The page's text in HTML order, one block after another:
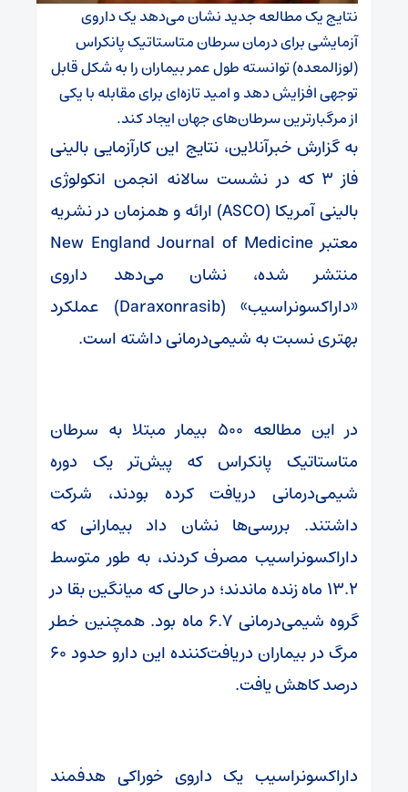
نتایج یک مطالعه جدید نشان می‌دهد یک داروی
آزمایشی برای درمان سرطان متاستاتیک پانکراس
(لوزالمعده) توانسته طول عمر بیماران را به شکل قابل
توجهی افزایش دهد و امید تازه‌ای برای مقابله با یکی
از مرگبارترین سرطان‌های جهان ایجاد کند.
به گزارش خبرآنلاین، نتایج این کارآزمایی بالینی
فاز ۳ که در نشست سالانه انجمن انکولوژی
بالینی آمریکا (ASCO) ارائه و همزمان در نشریه
معتبر New England Journal of Medicine
منتشر شده، نشان می‌دهد داروی
«داراکسونراسیب» (Daraxonrasib) عملکرد
بهتری نسبت به شیمی‌درمانی داشته است.
در این مطالعه ۵۰۰ بیمار مبتلا به سرطان
متاستاتیک پانکراس که پیش‌تر یک دوره
شیمی‌درمانی دریافت کرده بودند، شرکت
داشتند. بررسی‌ها نشان داد بیمارانی که
داراکسونراسیب مصرف کردند، به طور متوسط
۱۳.۲ ماه زنده ماندند؛ در حالی که میانگین بقا در
گروه شیمی‌درمانی ۶.۷ ماه بود. همچنین خطر
مرگ در بیماران دریافت‌کننده این دارو حدود ۶۰
درصد کاهش یافت.
داراکسونراسیب یک داروی خوراکی هدفمند